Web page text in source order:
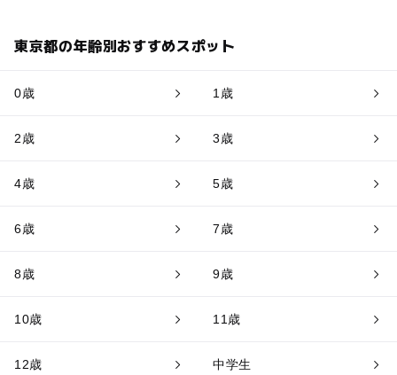
東京都の年齢別おすすめスポット
0歳 1歳
2歳 3歳
4歳 5歳
6歳 7歳
8歳 9歳
10歳 11歳
12歳 中学生